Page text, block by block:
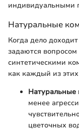
индивидуальными
Натуральные
Когда дело
задаются
синтетическими
как каждый из
Натуральные
менее
цветочных